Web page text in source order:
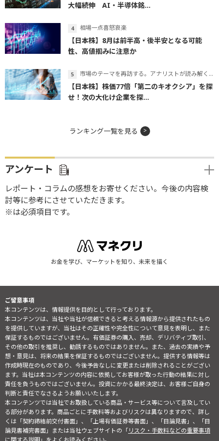
大幅続伸 AI・半導体銘...
相場一点喜怒哀楽
【日本株】8月は前半高・後半安となる可能
性、高値掴みに注意か
市場のテーマを再訪する。アナリストが読み解くテーマの本質
【日本株】株価77倍「第二のキオクシア」を探
せ！次の大化け企業を探...
ランキング一覧を見る
アンケート
レポート・コラムの感想をお寄せください。今後の内容検
討等に参考にさせていただきます。
※は必須項目です。
お金を学び、マーケットを知り、未来を描く
ご留意事項
本コンテンツは、情報提供を目的として行っております。
本コンテンツは、当社や当社が信頼できると考える情報源から提供されたもの
を提供していますが、当社はその正確性や完全性について意見を表明し、また
保証するものではございません。有価証券の購入、売却、デリバティブ取引、
その他の取引を推奨し、勧誘するものではありません。また、過去の実績や予
想・意見は、将来の結果を保証するものではございません。提供する情報等は
作成時現在のものであり、今後予告なしに変更または削除されることがござい
ます。当社は本コンテンツの内容に依拠してお客様が取った行動の結果に対し
責任を負うものではございません。投資にかかる最終決定は、お客様ご自身の
判断と責任でなさるようお願いいたします。
本コンテンツでは当社でお取扱している商品・サービス等について言及してい
る部分があります。商品ごとに手数料等およびリスクは異なりますので、詳し
くは「契約締結前交付書面」、「上場有価証券等書面」、「目論見書」、「目
論見書補完書面」または当社ウェブサイトの「リスク・手数料などの重要事項